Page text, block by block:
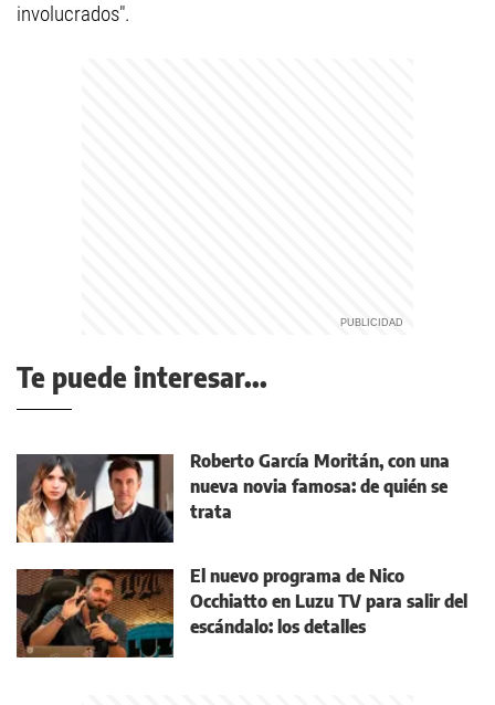
involucrados".
Te puede interesar...
Roberto García Moritán, con una
nueva novia famosa: de quién se
trata
El nuevo programa de Nico
Occhiatto en Luzu TV para salir del
escándalo: los detalles